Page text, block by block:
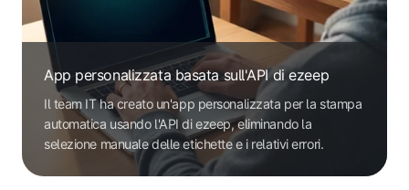
App personalizzata basata sull'API di ezeep
Il team IT ha creato un'app personalizzata per la stampa
automatica usando l'API di ezeep, eliminando la
selezione manuale delle etichette e i relativi errori.